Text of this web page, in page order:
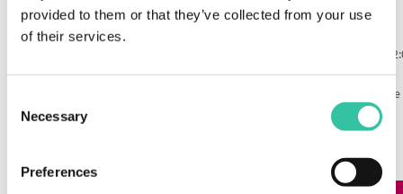
provided to them or that they’ve collected from your use
of their services.
Selection
Necessary
Preferences
Il pacchetto Easy Bike include:
Ricca colazione energetica per ciclisti + Buffet post allenamento
Fino a 6 tour guidati al giorno. Ne abbiamo oltre 100
Bike room sicura, con officina piccole riparazioni, angolo lavaggio
Palestra Technogym vista mare